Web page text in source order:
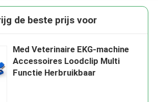
de beste prijs voor
Med Veterinaire EKG-machine
Accessoires Loodclip Multi
Functie Herbruikbaar